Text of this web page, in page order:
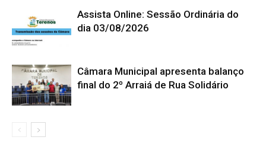
Assista Online: Sessão Ordinária do
dia 03/08/2026
Câmara Municipal apresenta balanço
final do 2º Arraiá de Rua Solidário